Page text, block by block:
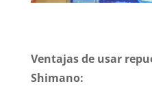
Ventajas de usar
Shimano: